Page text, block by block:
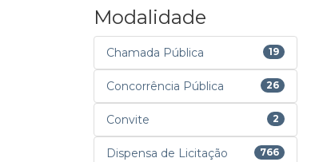
Modalidade
Chamada Pública 19
Concorrência Pública 26
Convite 2
Dispensa de Licitação 766